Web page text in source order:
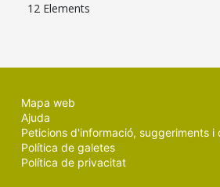
12 Elements
Mapa web
Ajuda
Peticions d'informació, suggeriments i
Política de galetes
Política de privacitat